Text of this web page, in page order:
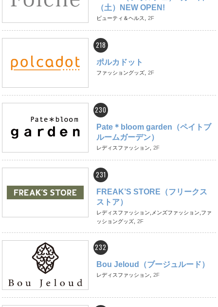
（土）NEW OPEN!
ビューティ＆ヘルス, 2F
218
ポルカドット
ファッショングッズ, 2F
230
Pate＊bloom garden（ペイトブ
ルームガーデン）
レディスファッション, 2F
231
FREAK’S STORE（フリークス
ストア）
レディスファッション,メンズファッション,ファ
ッショングッズ, 2F
232
Bou Jeloud（ブージュルード）
レディスファッション, 2F